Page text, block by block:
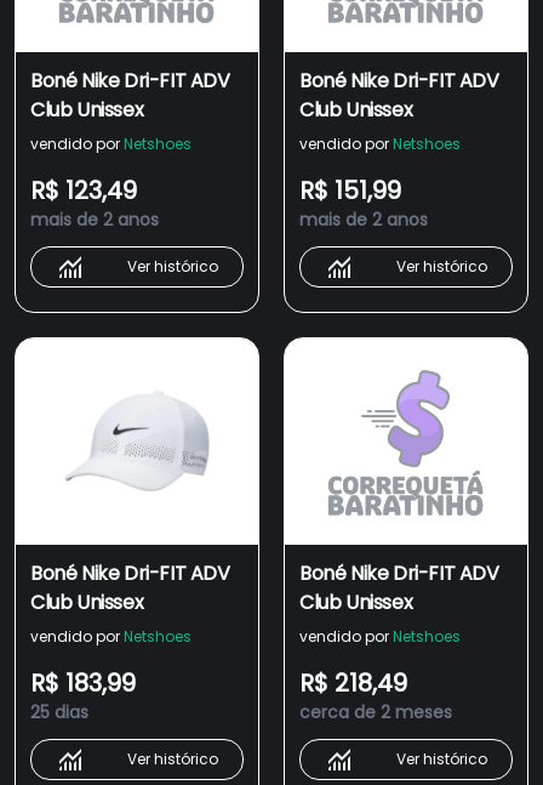
Boné Nike Dri-FIT ADV
Club Unissex
vendido por Netshoes
R$ 123,49
mais de 2 anos
Ver histórico
Boné Nike Dri-FIT ADV
Club Unissex
vendido por Netshoes
R$ 151,99
mais de 2 anos
Ver histórico
Boné Nike Dri-FIT ADV
Club Unissex
vendido por Netshoes
R$ 183,99
25 dias
Ver histórico
Boné Nike Dri-FIT ADV
Club Unissex
vendido por Netshoes
R$ 218,49
cerca de 2 meses
Ver histórico